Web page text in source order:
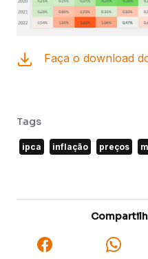
Faça o download
Tags
ipca inflação preços